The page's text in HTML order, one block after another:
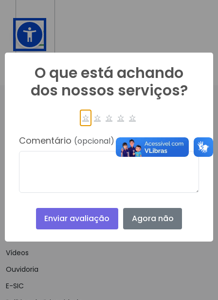
PRINCIPAL, 450, CENTRO
RONDOLANDIA- 78338000
Telefone: (66) 40622-778
Navegação
Vídeos
Ouvidoria
E-SIC
O que está achando
dos nossos serviços?
☆ ☆ ☆ ☆ ☆
Comentário (opcional)
Enviar avaliação Agora não